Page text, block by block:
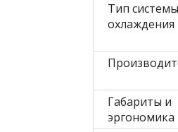
Тип системы
охлаждения
Габариты и
эргономика